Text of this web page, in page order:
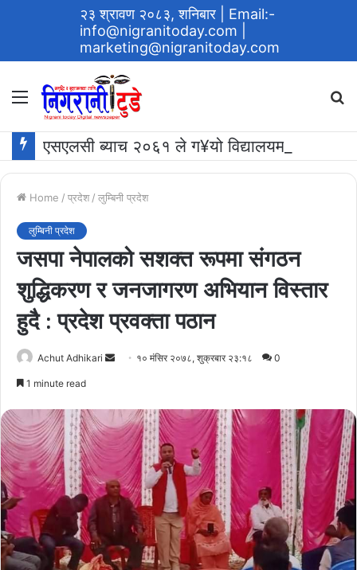
२३ श्रावण २०८३, शनिबार
| Email:-
info@nigranitoday.com
marketing@nigranitoday.com
Menu
Home / प्रदेश / लुम्बिनी प्रदेश
लुम्बिनी प्रदेश
जसपा नेपालको सशक्त रूपमा संगठन
शुद्धिकरण र जनजागरण अभियान विस्तार
हुदै : प्रदेश प्रवक्ता पठान
Achut Adhikari
Send १० मंसिर २०७८, शुक्रबार २३:१८ 0
1 minute read